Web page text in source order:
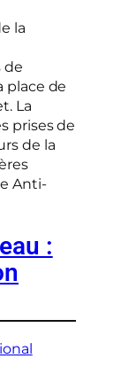
la
de
place de
La
prises de
de la
Anti-
: